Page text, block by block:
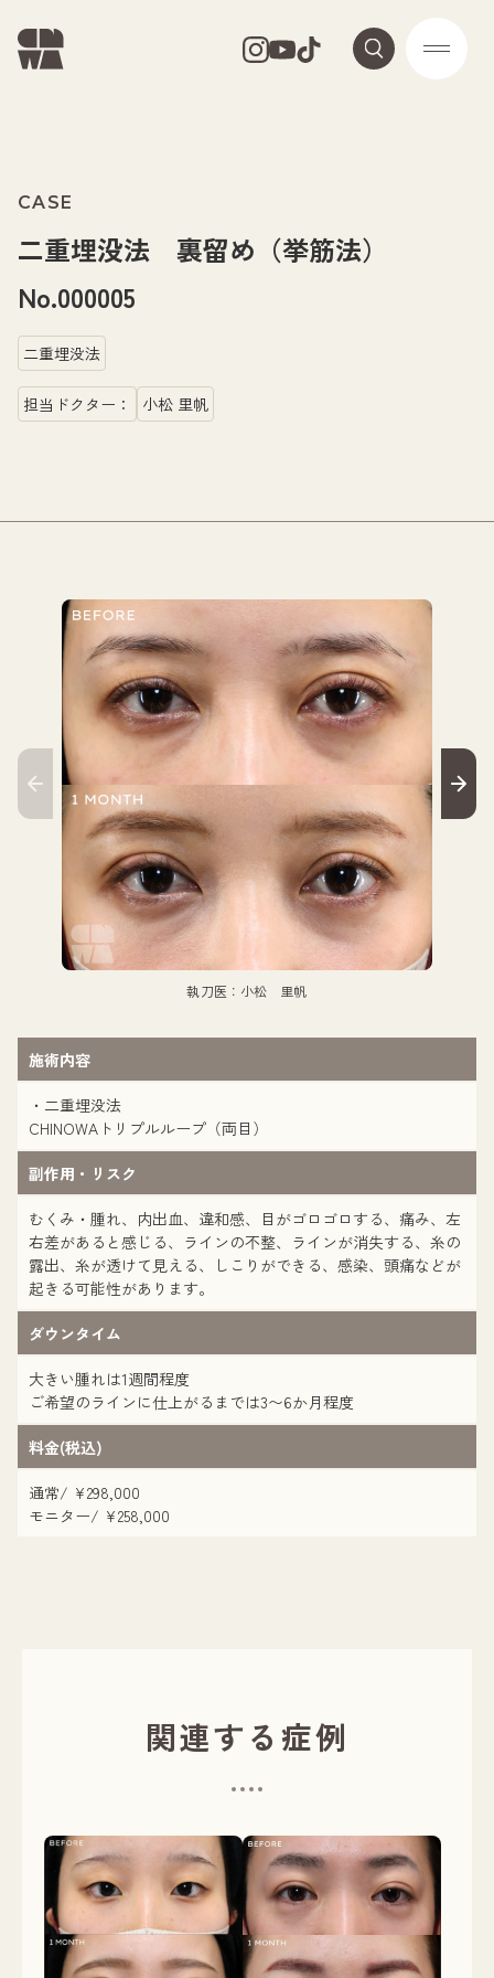
CASE
二重埋没法 裏留め（挙筋法）
No.000005
二重埋没法
担当ドクター： 小松 里帆
執刀医：小松 里帆
施術内容
・二重埋没法
CHINOWAトリプルループ（両目）
副作用・リスク
むくみ・腫れ、内出血、違和感、目がゴロゴロする、痛み、左
右差があると感じる、ラインの不整、ラインが消失する、糸の
露出、糸が透けて見える、しこりができる、感染、頭痛などが
起きる可能性があります。
ダウンタイム
大きい腫れは1週間程度
ご希望のラインに仕上がるまでは3〜6か月程度
料金(税込)
通常/ ¥298,000
モニター/ ¥258,000
関連する症例